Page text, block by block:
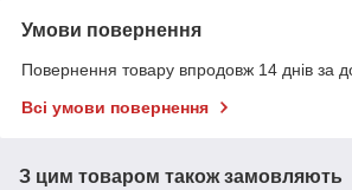
Умови повернення
Повернення товару впродовж 14 днів за
Всі умови повернення
З цим товаром також замовляють